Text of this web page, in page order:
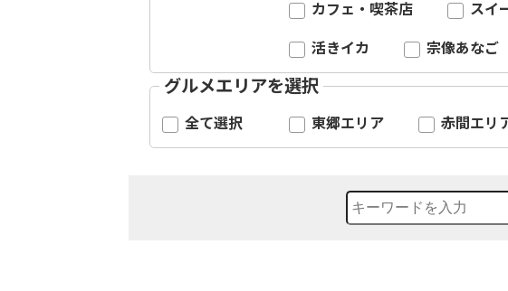
カフェ・喫茶店 スイ
活きイカ 宗像あなご
グルメエリアを選択
全て選択 東郷エリア 赤間エリ